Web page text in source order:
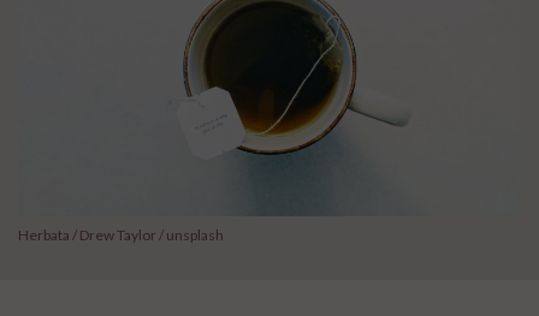
Herbata / Drew Taylor / unsplash